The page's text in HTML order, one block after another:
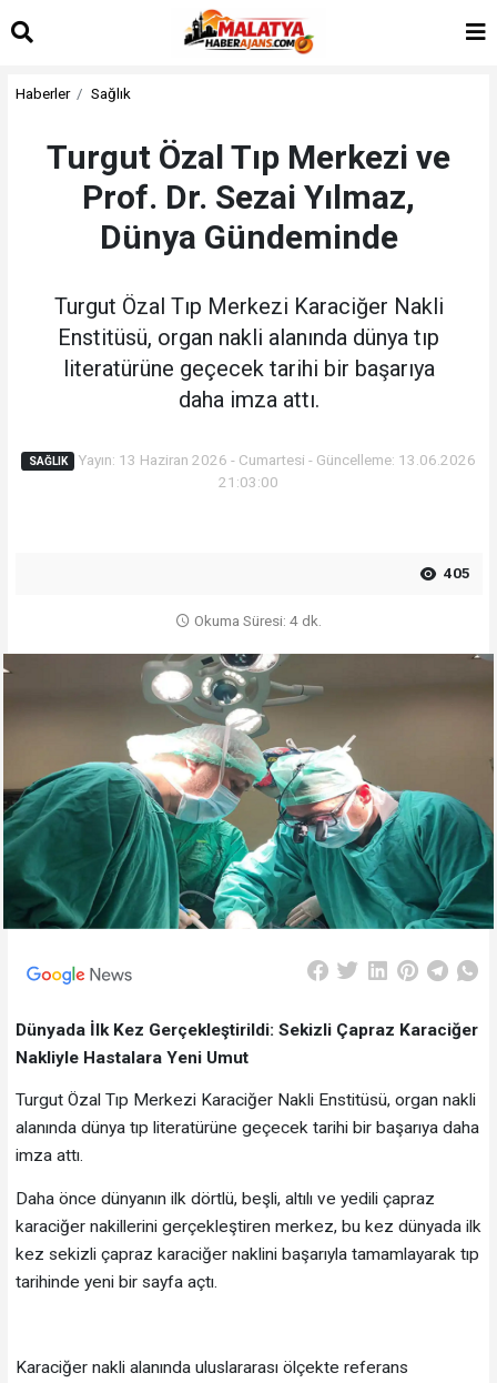
Haberler Sağlık
Turgut Özal Tıp Merkezi ve
Prof. Dr. Sezai Yılmaz,
Dünya Gündeminde
Turgut Özal Tıp Merkezi Karaciğer Nakli
Enstitüsü, organ nakli alanında dünya tıp
literatürüne geçecek tarihi bir başarıya
daha imza attı.
SAĞLIK
Yayın: 13 Haziran 2026 - Cumartesi - Güncelleme: 13.06.2026
21:03:00
405
Okuma Süresi: 4 dk.
Dünyada İlk Kez Gerçekleştirildi: Sekizli Çapraz Karaciğer
Nakliyle Hastalara Yeni Umut
Turgut Özal Tıp Merkezi Karaciğer Nakli Enstitüsü, organ nakli
alanında dünya tıp literatürüne geçecek tarihi bir başarıya daha
imza attı.
Daha önce dünyanın ilk dörtlü, beşli, altılı ve yedili çapraz
karaciğer nakillerini gerçekleştiren merkez, bu kez dünyada ilk
kez sekizli çapraz karaciğer naklini başarıyla tamamlayarak tıp
tarihinde yeni bir sayfa açtı.
Karaciğer nakli alanında uluslararası ölçekte referans